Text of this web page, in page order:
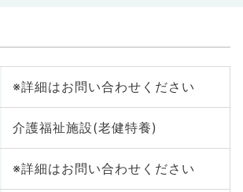
※詳細はお問い合わせください
介護福祉施設(老健特養)
※詳細はお問い合わせください